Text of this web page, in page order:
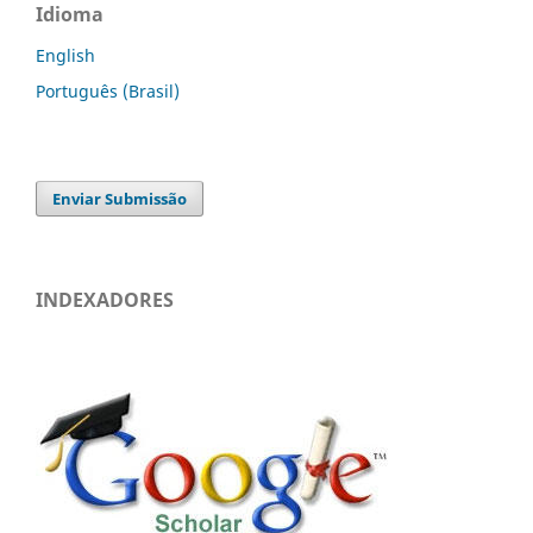
Idioma
English
Português (Brasil)
Enviar Submissão
INDEXADORES